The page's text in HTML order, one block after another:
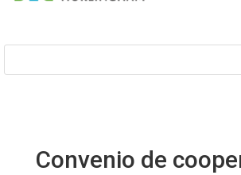
Convenio de